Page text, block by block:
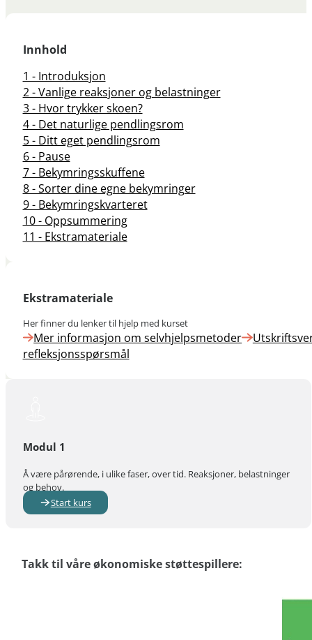
Innhold
1 - Introduksjon
2 - Vanlige reaksjoner og belastninger
3 - Hvor trykker skoen?
4 - Det naturlige pendlingsrom
5 - Ditt eget pendlingsrom
6 - Pause
7 - Bekymringsskuffene
8 - Sorter dine egne bekymringer
9 - Bekymringskvarteret
10 - Oppsummering
11 - Ekstramateriale
Ekstramateriale
Her finner du lenker til hjelp med kurset
Mer informasjon om selvhjelpsmetoder
refleksjonsspørsmål
Modul 1
Å være pårørende, i ulike faser, over tid. Reaksjoner, belastninger
og behov.
Start kurs
Takk til våre økonomiske støttespillere: